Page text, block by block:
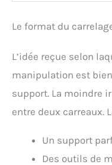
Le format du
L’idée reçue selon
manipulation est
support. La moindre
entre deux carreaux.
Un support
Des outils de